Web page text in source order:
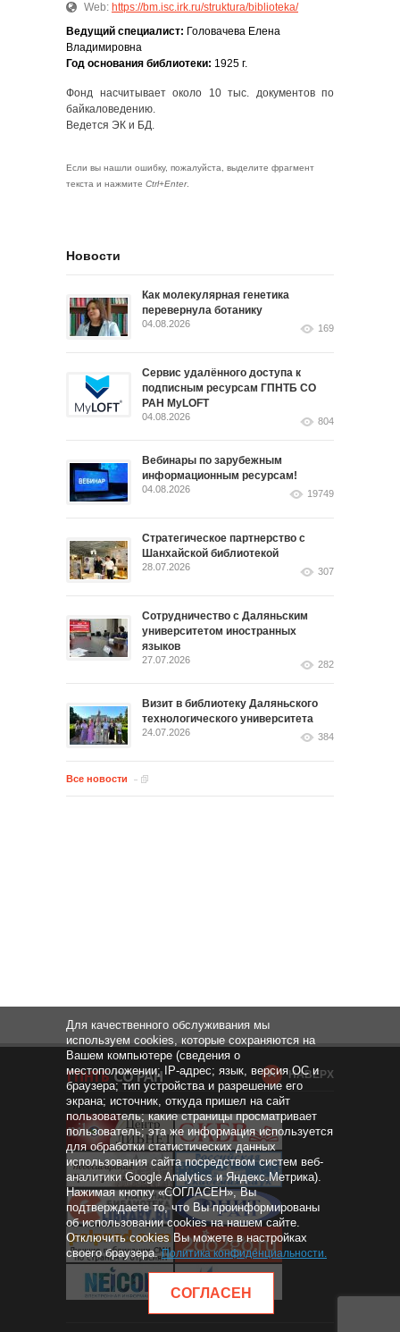
Web: https://bm.isc.irk.ru/struktura/biblioteka/
Ведущий специалист: Головачева Елена
Владимировна
Год основания библиотеки: 1925 г.
Фонд насчитывает около 10 тыс. документов по
байкаловедению.
Ведется ЭК и БД.
Если вы нашли ошибку, пожалуйста, выделите фрагмент
текста и нажмите Ctrl+Enter.
Новости
Как молекулярная генетика
перевернула ботанику
04.08.2026 169
Сервис удалённого доступа к
подписным ресурсам ГПНТБ СО
РАН MyLOFT
04.08.2026 804
Вебинары по зарубежным
информационным ресурсам!
04.08.2026 19749
Стратегическое партнерство с
Шанхайской библиотекой
28.07.2026 307
Сотрудничество с Даляньским
университетом иностранных
языков
27.07.2026 282
Визит в библиотеку Даляньского
технологического университета
24.07.2026 384
Все новости
НАВЕРХ
Для качественного обслуживания мы
используем cookies, которые сохраняются на
Вашем компьютере (сведения о
местоположении; IP-адрес; язык, версия ОС и
браузера; тип устройства и разрешение его
экрана; источник, откуда пришел на сайт
пользователь; какие страницы просматривает
пользователь; эта же информация используется
для обработки статистических данных
использования сайта посредством систем веб-
аналитики Google Analytics и Яндекс.Метрика).
Нажимая кнопку «СОГЛАСЕН», Вы
подтверждаете то, что Вы проинформированы
об использовании cookies на нашем сайте.
Отключить cookies Вы можете в настройках
своего браузера.Политика конфиденциальности.
СОГЛАСЕН